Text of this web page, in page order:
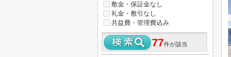
敷金・保証金なし
礼金・敷引なし
共益費・管理費込み
77件が該当